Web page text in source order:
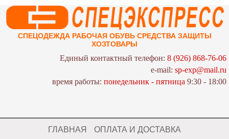
СПЕЦОДЕЖДА РАБОЧАЯ ОБУВЬ СРЕДСТВА ЗАЩИТЫ
ХОЗТОВАРЫ
Единый контактный телефон: 8 (926) 868-76-06
e-mail: sp-exp@mail.ru
время работы: понедельник - пятница 9:30 - 18:00
ГЛАВНАЯ
ОПЛАТА И ДОСТАВКА